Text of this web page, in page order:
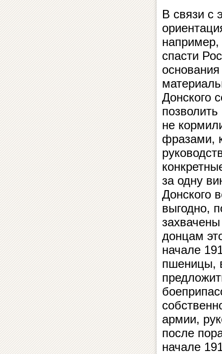
В связи с
например,
спасти
Донского
не
фразами,
за одну
Донского
выгодно,
донцам
начале
пшеницы,
армии,
после
начале